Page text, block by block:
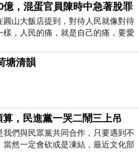
億，混蛋官員陳時中急著脫罪
圓山大飯店提到，對待人民就像對待
樣，人民的痛，就是自己的痛，要愛
麼好聽，實際上根本沒做
塘清韻
，民進黨一哭二鬧三上吊
我們與民眾黨共同合作，只要遇到不
當然一定會砍或是凍結，最近文化部